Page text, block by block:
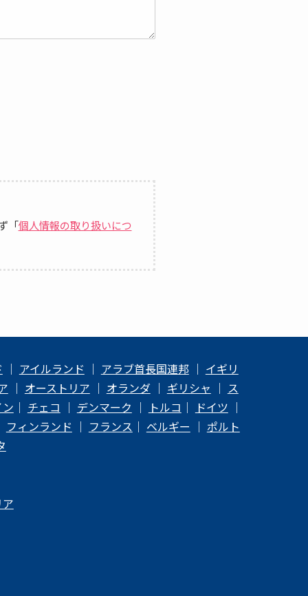
「個人情報の取り扱いにつ
｜ アイルランド ｜ アラブ首長国連邦｜ イギリ
｜ オーストリア ｜ オランダ｜ ギリシャ ｜ ス
｜ チェコ ｜ デンマーク ｜ トルコ ｜ ドイツ ｜
フィンランド ｜ フランス ｜ ベルギー ｜ ポルト